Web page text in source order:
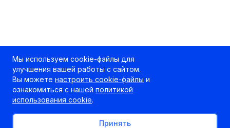
Мы используем cookie-файлы для
улучшения вашей работы с сайтом.
Вы можете настроить cookie-файлы и
ознакомиться с нашей политикой
использования cookie.
Принять